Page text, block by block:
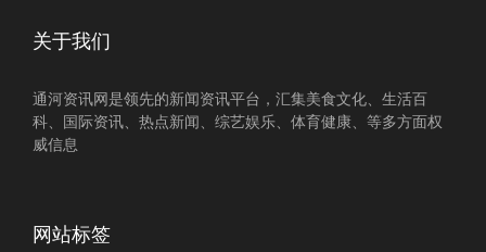
关于我们
通河资讯网是领先的新闻资讯平台，汇集美食文化、生活百
科、国际资讯、热点新闻、综艺娱乐、体育健康、等多方面权
威信息
网站标签